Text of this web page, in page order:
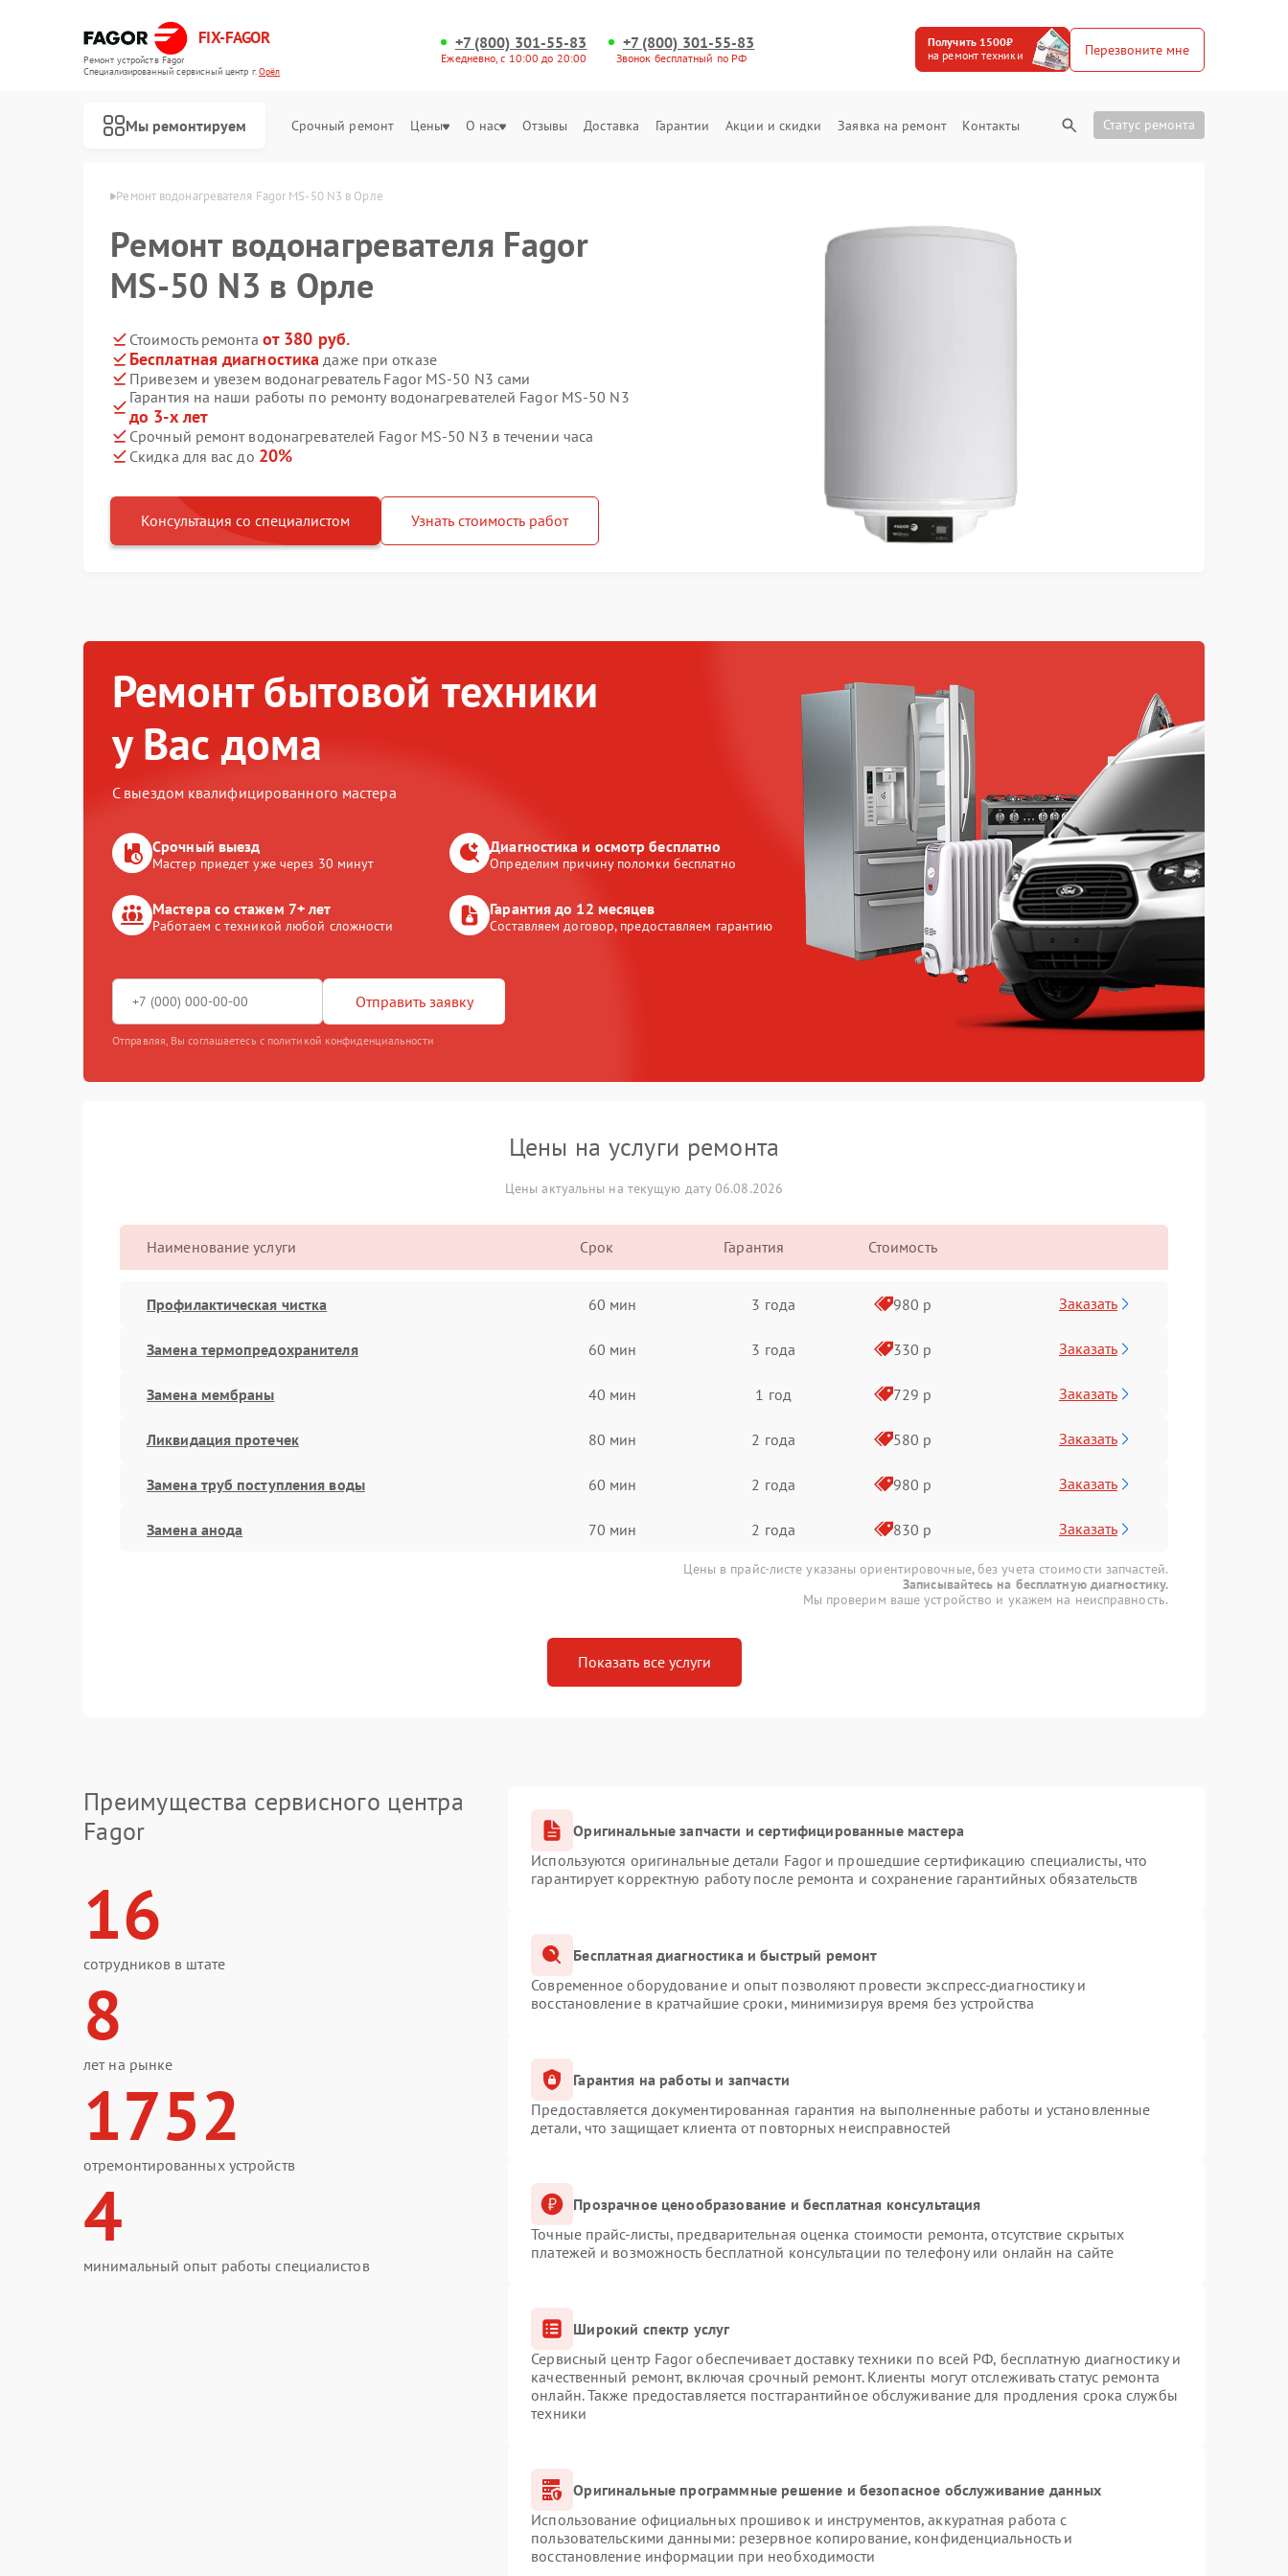
FIX-FAGOR
Ремонт устройств Fagor
Специализированный cервисный центр г.Орёл
+7 (800) 301-55-83
Ежедневно, с 10:00 до 20:00
+7 (800) 301-55-83
Звонок бесплатный по РФ
Получить 1500₽
на ремонт техники
Перезвоните мне
Мы ремонтируем Срочный ремонт Цены О нас Отзывы Доставка Гарантии Акции и скидки Заявка на ремонт Контакты Статус ремонта
Fagor в Орле Ремонт водонагревателя Fagor MS-50 N3 в Орле
Ремонт водонагревателя Fagor
MS-50 N3 в Орле
Стоимость ремонта от 380 руб.
Бесплатная диагностика даже при отказе
Привезем и увезем водонагреватель Fagor MS-50 N3 сами
Гарантия на наши работы по ремонту водонагревателей Fagor MS-50 N3
до 3-х лет
Срочный ремонт водонагревателей Fagor MS-50 N3 в течении часа
Скидка для вас до 20%
Консультация со специалистом Узнать стоимость работ
Ремонт бытовой техники
у Вас дома
С выездом квалифицированного мастера
Срочный выезд
Мастер приедет уже через 30 минут
Диагностика и осмотр бесплатно
Определим причину поломки бесплатно
Мастера со стажем 7+ лет
Работаем с техникой любой сложности
Гарантия до 12 месяцев
Составляем договор, предоставляем гарантию
Отправить заявку
Отправляя, Вы соглашаетесь с политикой конфиденциальности
Цены на услуги ремонта
Цены актуальны на текущую дату 06.08.2026
Наименование услуги Срок Гарантия Стоимость
Профилактическая чистка 60 мин 3 года 980 р Заказать
Замена термопредохранителя 60 мин 3 года 330 р Заказать
Замена мембраны 40 мин 1 год 729 р Заказать
Ликвидация протечек 80 мин 2 года 580 р Заказать
Замена труб поступления воды 60 мин 2 года 980 р Заказать
Замена анода 70 мин 2 года 830 р Заказать
Цены в прайс-листе указаны ориентировочные, без учета стоимости запчастей.
Записывайтесь на бесплатную диагностику.
Мы проверим ваше устройство и укажем на неисправность.
Показать все услуги
Преимущества сервисного центра
Fagor
16
сотрудников в штате
8
лет на рынке
1752
отремонтированных устройств
4
минимальный опыт работы специалистов
Оригинальные запчасти и сертифицированные мастера
Используются оригинальные детали Fagor и прошедшие сертификацию специалисты, что
гарантирует корректную работу после ремонта и сохранение гарантийных обязательств
Бесплатная диагностика и быстрый ремонт
Современное оборудование и опыт позволяют провести экспресс-диагностику и
восстановление в кратчайшие сроки, минимизируя время без устройства
Гарантия на работы и запчасти
Предоставляется документированная гарантия на выполненные работы и установленные
детали, что защищает клиента от повторных неисправностей
Прозрачное ценообразование и бесплатная консультация
Точные прайс-листы, предварительная оценка стоимости ремонта, отсутствие скрытых
платежей и возможность бесплатной консультации по телефону или онлайн на сайте
Широкий спектр услуг
Сервисный центр Fagor обеспечивает доставку техники по всей РФ, бесплатную диагностику и
качественный ремонт, включая срочный ремонт. Клиенты могут отслеживать статус ремонта
онлайн. Также предоставляется постгарантийное обслуживание для продления срока службы
техники
Оригинальные программные решение и безопасное обслуживание данных
Использование официальных прошивок и инструментов, аккуратная работа с
пользовательскими данными: резервное копирование, конфиденциальность и
восстановление информации при необходимости